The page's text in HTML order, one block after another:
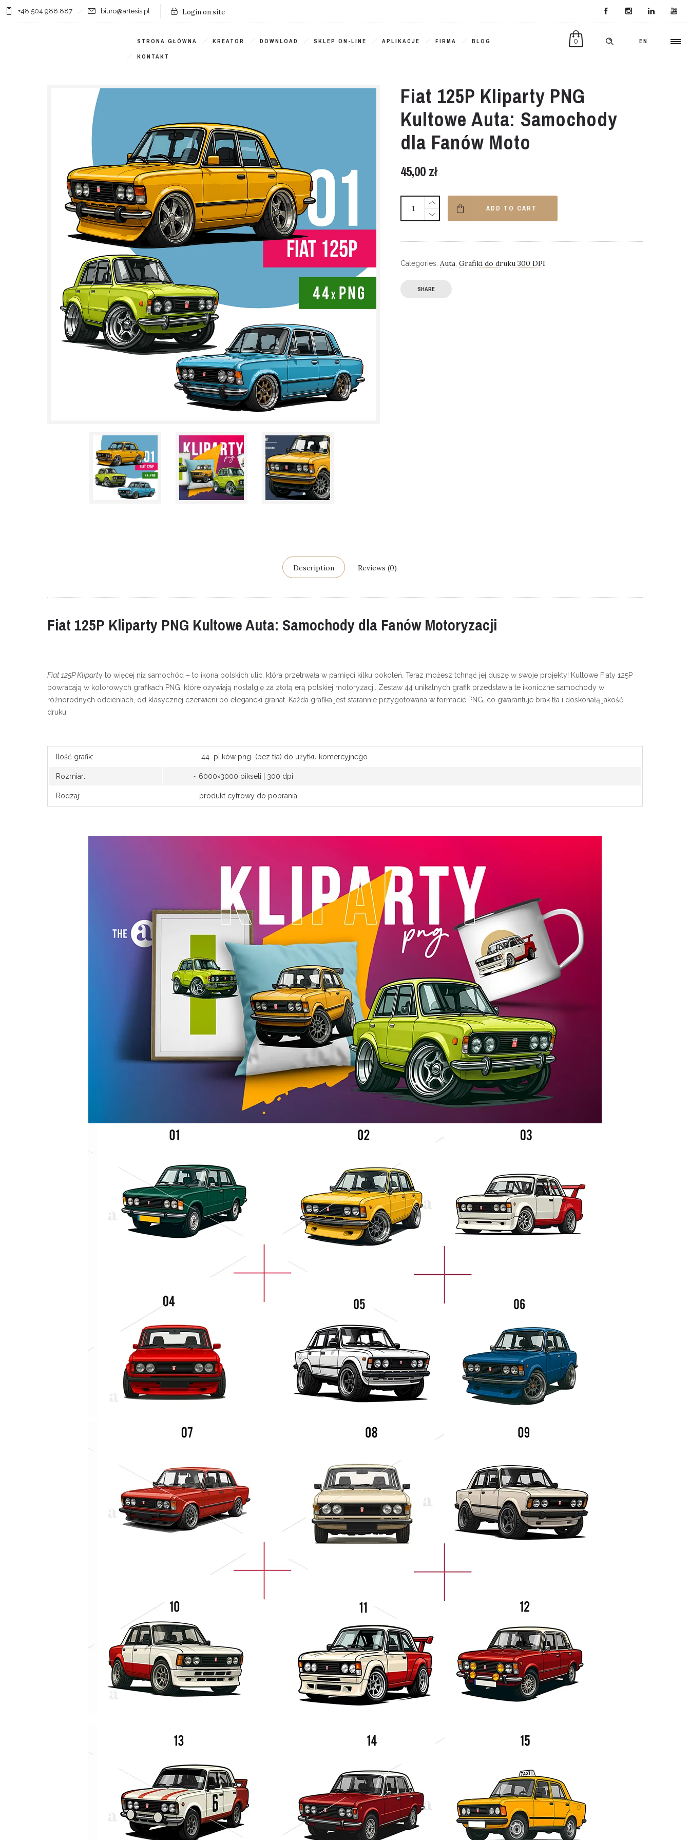
+48 504 988 887 biuro@artesis.pl Login on site
EN
0
STRONA GŁÓWNA KREATOR DOWNLOAD SKLEP ON-LINE APLIKACJE FIRMA BLOG
KONTAKT
Fiat 125P Kliparty PNG
Kultowe Auta: Samochody
dla Fanów Moto
45,00 zł
ADD TO CART
Categories: Auta ,Grafiki do druku 300 DPI
SHARE
Description Reviews (0)
Fiat 125P Kliparty PNG Kultowe Auta: Samochody dla Fanów Motoryzacji
Fiat 125P Kliparty to więcej niż samochód – to ikona polskich ulic, która przetrwała w pamięci kilku pokoleń. Teraz możesz tchnąć jej duszę w swoje projekty! Kultowe Fiaty 125P
powracają w kolorowych grafikach PNG, które ożywiają nostalgię za złotą erą polskiej motoryzacji. Zestaw 44 unikalnych grafik przedstawia te ikoniczne samochody w
różnorodnych odcieniach, od klasycznej czerwieni po elegancki granat. Każda grafika jest starannie przygotowana w formacie PNG, co gwarantuje brak tła i doskonałą jakość
druku.
Ilość grafik: 44 plików png (bez tła) do użytku komercyjnego
Rozmiar: ~ 6000×3000 pikseli | 300 dpi
Rodzaj: produkt cyfrowy do pobrania